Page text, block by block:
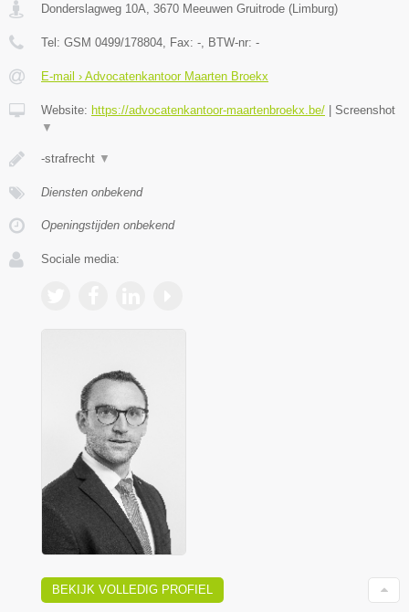
Donderslagweg 10A 3670 Meeuwen Gruitrode (Limburg)
Tel: GSM 0499/178804 , Fax: - , BTW-nr: -
E-mail › Advocatenkantoor Maarten Broekx
Website: https://advocatenkantoor-maartenbroekx.be/ | Screenshot
▼
-strafrecht ▼
Diensten onbekend
Openingstijden onbekend
Sociale media:
BEKIJK VOLLEDIG PROFIEL